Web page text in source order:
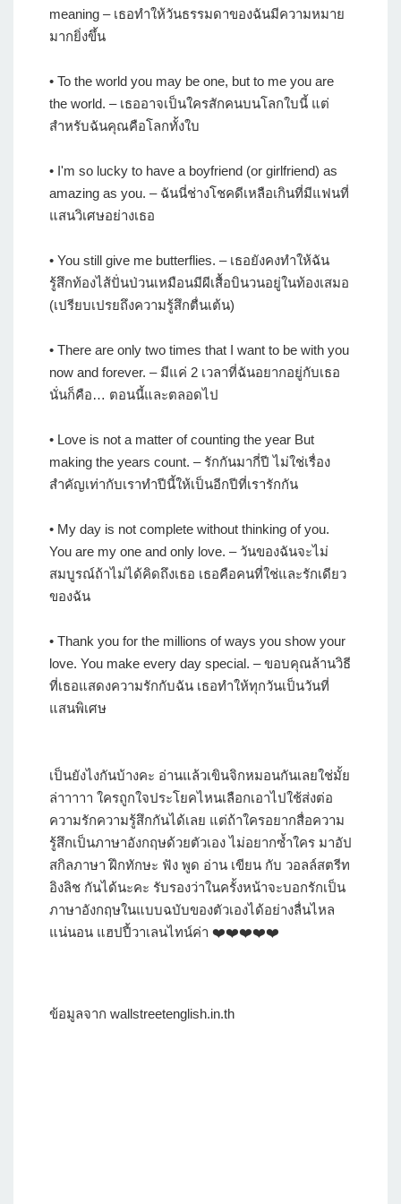
meaning – เธอทำให้วันธรรมดาของฉันมีความหมาย
มากยิ่งขึ้น
• To the world you may be one, but to me you are
the world. – เธออาจเป็นใครสักคนบนโลกใบนี้ แต่
สำหรับฉันคุณคือโลกทั้งใบ
• I'm so lucky to have a boyfriend (or girlfriend) as
amazing as you. – ฉันนี่ช่างโชคดีเหลือเกินที่มีแฟนที่
แสนวิเศษอย่างเธอ
• You still give me butterflies. – เธอยังคงทำให้ฉัน
รู้สึกท้องไส้ปั่นป่วนเหมือนมีผีเสื้อบินวนอยู่ในท้องเสมอ
(เปรียบเปรยถึงความรู้สึกตื่นเต้น)
• There are only two times that I want to be with you
now and forever. – มีแค่ 2 เวลาที่ฉันอยากอยู่กับเธอ
นั่นก็คือ… ตอนนี้และตลอดไป
• Love is not a matter of counting the year But
making the years count. – รักกันมากี่ปี ไม่ใช่เรื่อง
สำคัญเท่ากับเราทำปีนี้ให้เป็นอีกปีที่เรารักกัน
• My day is not complete without thinking of you.
You are my one and only love. – วันของฉันจะไม่
สมบูรณ์ถ้าไม่ได้คิดถึงเธอ เธอคือคนที่ใช่และรักเดียว
ของฉัน
• Thank you for the millions of ways you show your
love. You make every day special. – ขอบคุณล้านวิธี
ที่เธอแสดงความรักกับฉัน เธอทำให้ทุกวันเป็นวันที่
แสนพิเศษ
เป็นยังไงกันบ้างคะ อ่านแล้วเขินจิกหมอนกันเลยใช่มั้ย
ล่าาาาา ใครถูกใจประโยคไหนเลือกเอาไปใช้ส่งต่อ
ความรักความรู้สึกกันได้เลย แต่ถ้าใครอยากสื่อความ
รู้สึกเป็นภาษาอังกฤษด้วยตัวเอง ไม่อยากซ้ำใคร มาอัป
สกิลภาษา ฝึกทักษะ ฟัง พูด อ่าน เขียน กับ วอลล์สตรีท
อิงลิช กันได้นะคะ รับรองว่าในครั้งหน้าจะบอกรักเป็น
ภาษาอังกฤษในแบบฉบับของตัวเองได้อย่างลื่นไหล
แน่นอน แฮปปี้วาเลนไทน์ค่า ❤️❤️❤️❤️❤️
ข้อมูลจาก wallstreetenglish.in.th